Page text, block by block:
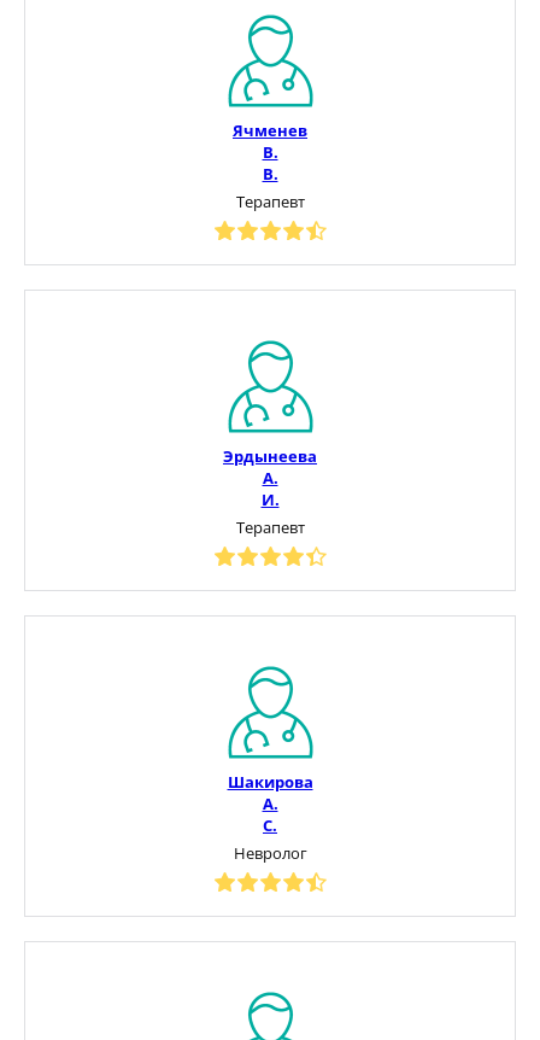
Ячменев
В.
В.
Терапевт
Эрдынеева
А.
И.
Терапевт
Шакирова
А.
С.
Невролог